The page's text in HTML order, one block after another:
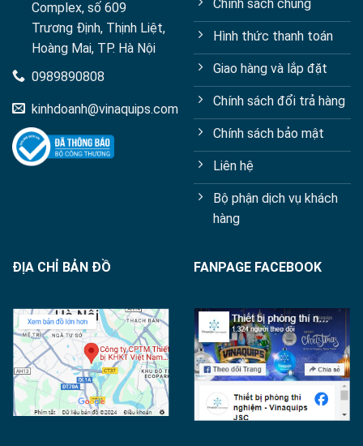
Complex, số 609
Trương Định, Thịnh Liệt,
Hoàng Mai, TP. Hà Nội
0989890808
kinhdoanh@vinaquips.com
Chính sách chung
Hình thức thanh toán
Giao hàng và lắp đặt
Chính sách đổi trả hàng
Chính sách bảo mật
Liên hệ
Bộ phận dịch vụ khách
hàng
ĐỊA CHỈ BẢN ĐỒ FANPAGE FACEBOOK